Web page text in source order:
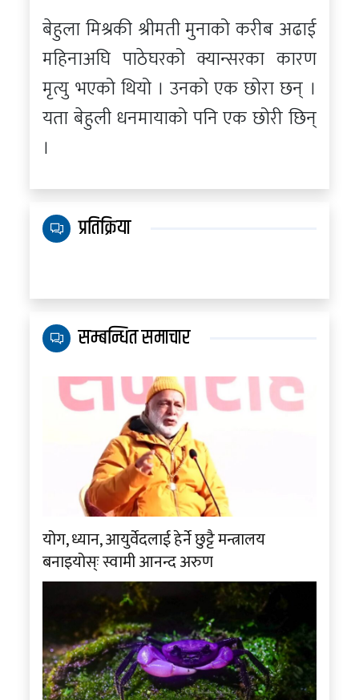
बेहुला मिश्रकी श्रीमती मुनाको करीब अढाई
महिनाअघि पाठेघरको क्यान्सरका कारण
मृत्यु भएको थियो । उनको एक छोरा छन् ।
यता बेहुली धनमायाको पनि एक छोरी छिन्
।
प्रतिक्रिया
सम्बन्धित समाचार
योग, ध्यान, आयुर्वेदलाई हेर्ने छुट्टै मन्त्रालय
बनाइयोस्ः स्वामी आनन्द अरुण